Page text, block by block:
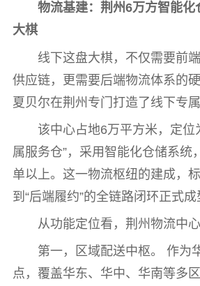
物流基建：荆州6万方智能化
大棋
线下这盘大棋，不仅需要前
供应链，更需要后端物流体系的
夏贝尔在荆州专门打造了线下专属
该中心占地6万平方米，定位
属服务仓”，采用智能化仓储系统
单以上。这一物流枢纽的建成，
到“后端履约”的全链路闭环正式成
从功能定位看，荆州物流中
第一，区域配送中枢。 作为
点，覆盖华东、华中、华南等多